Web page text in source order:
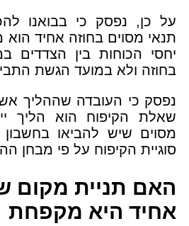
על כן, נפסק כי בבואנו
תנאי מסוים בחוזה אחיד
יחסי הכוחות בין הצדדים
בחוזה ולא במועד הגשת
נפסק כי העובדה שההליך
שאלת הקיפוח הוא הליך
מסוים שיש להביאו
סוגיית הקיפוח על פי מבחן
האם תניית מקום
אחיד היא מקפחת